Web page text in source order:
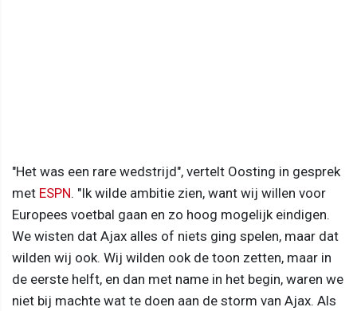
"Het was een rare wedstrijd", vertelt Oosting in gesprek
met ESPN. "Ik wilde ambitie zien, want wij willen voor
Europees voetbal gaan en zo hoog mogelijk eindigen.
We wisten dat Ajax alles of niets ging spelen, maar dat
wilden wij ook. Wij wilden ook de toon zetten, maar in
de eerste helft, en dan met name in het begin, waren we
niet bij machte wat te doen aan de storm van Ajax. Als